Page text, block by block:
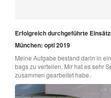
Erfolgreich durchgeführte
München: opti 2019
Meine Aufgabe bestand darin in
bags zu verteilen. Mir hat es sehr
zusammen gearbeitet habe.